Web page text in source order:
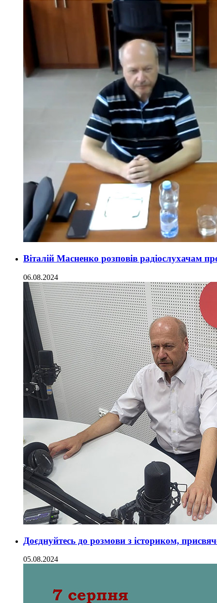
Віталій Масненко розповів радіослухачам
06.08.2024
Доєднуйтесь до розмови з істориком,
05.08.2024